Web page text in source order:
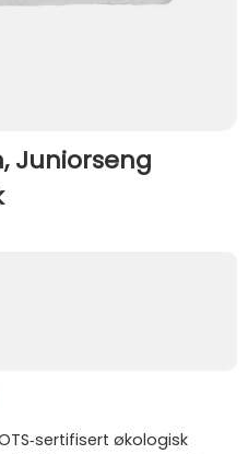
Juniorseng
økologisk